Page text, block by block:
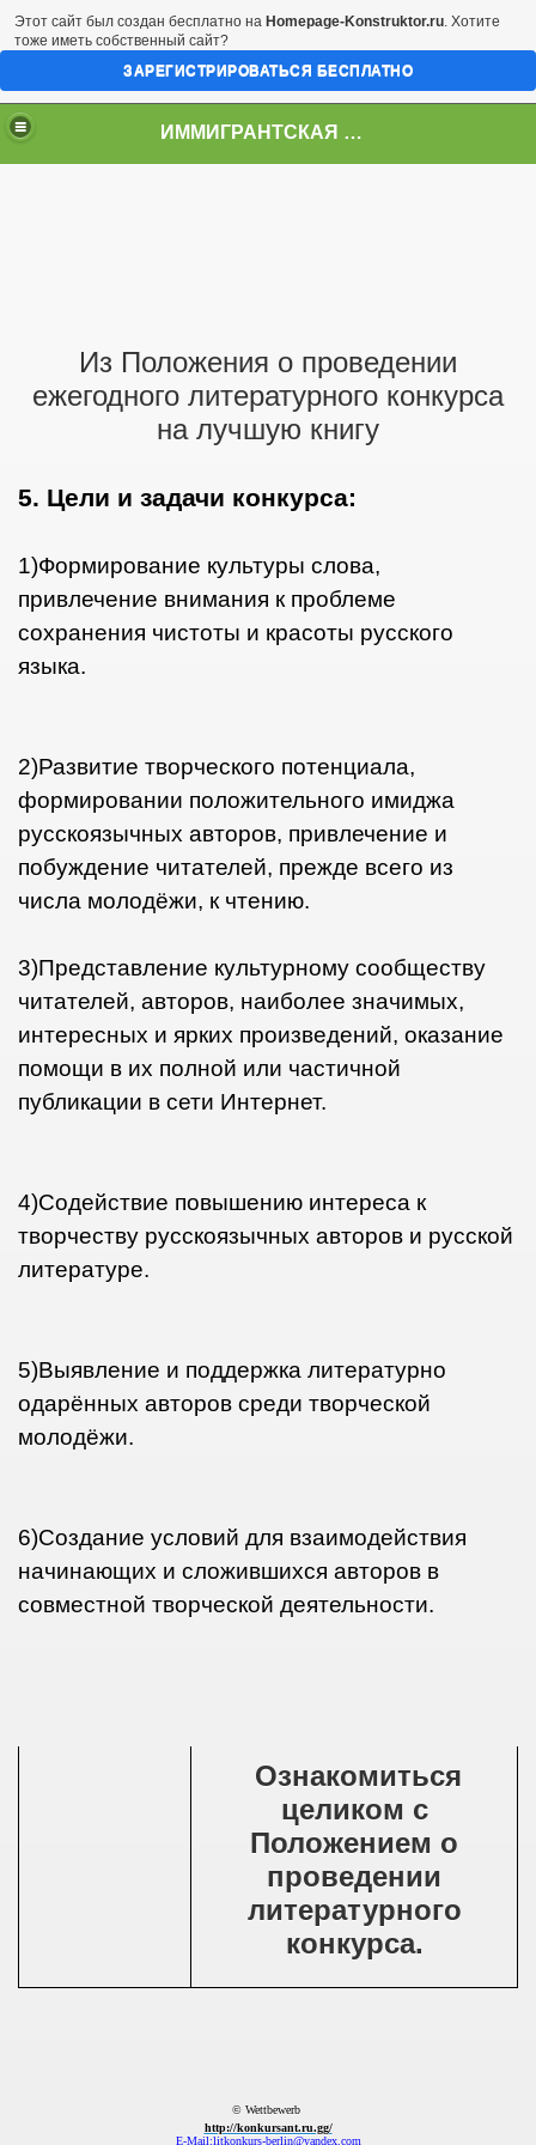
ИММИГРАНТСКАЯ МУЗА
Из Положения о проведении
ежегодного литературного конкурса
на лучшую книгу
5. Цели и задачи конкурса:
1)Формирование культуры слова,
привлечение внимания к проблеме
сохранения чистоты и красоты русского
языка.
2)Развитие творческого потенциала,
формировании положительного имиджа
русскоязычных авторов, привлечение и
побуждение читателей, прежде всего из
числа молодёжи, к чтению.
3)Представление культурному сообществу
читателей, авторов, наиболее значимых,
интересных и ярких произведений, оказание
помощи в их полной или частичной
публикации в сети Интернет.
4)Содействие повышению интереса к
творчеству русскоязычных авторов и русской
литературе.
5)Выявление и поддержка литературно
одарённых авторов среди творческой
молодёжи.
6)Создание условий для взаимодействия
начинающих и сложившихся авторов в
совместной творческой деятельности.
Ознакомиться
целиком с
Положением о
проведении
литературного
конкурса.
© Wettbewerb
http://konkursant.ru.gg/
E-Mail:litkonkurs-berlin@yandex.com
Этот сайт был создан бесплатно на Homepage-Konstruktor.ru. Хотите
тоже иметь собственный сайт?
ЗАРЕГИСТРИРОВАТЬСЯ БЕСПЛАТНО